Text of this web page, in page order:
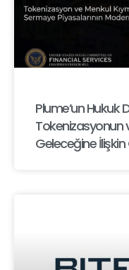
Plume’un Hukuk
Tokenizasyonun
Geleceğine İlişkin